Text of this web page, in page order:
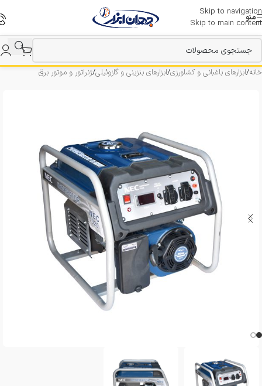
Skip to navigation
Skip to main content
منو
خانه/ابزارهای باغبانی و کشاورزی/ابزارهای بنزینی و گازوئیلی/ژنراتور و موتور برق